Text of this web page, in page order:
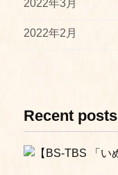
2022年3月
2022年2月
Recent posts